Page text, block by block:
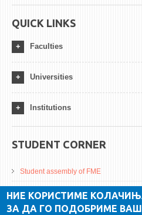
QUICK LINKS
Faculties
Universities
Institutions
STUDENT CORNER
Student assembly of FME
Da Vinci Magazinne
Alumni association
НИЕ КОРИСТИМЕ
ЗА ДА ГО ПОДОБРИМЕ